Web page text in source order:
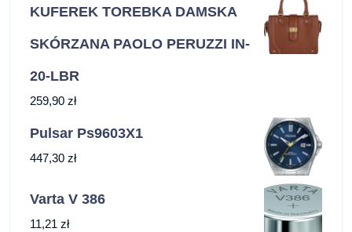
KUFEREK TOREBKA DAMSKA
SKÓRZANA PAOLO PERUZZI IN-
20-LBR
259,90 zł
Pulsar Ps9603X1
447,30 zł
Varta V 386
11,21 zł